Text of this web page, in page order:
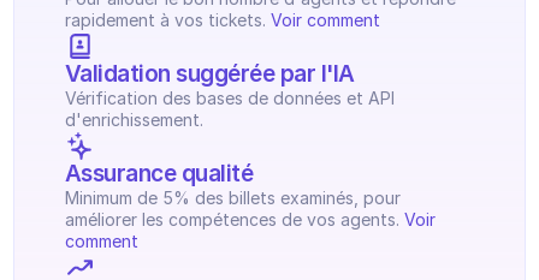
rapidement à vos tickets. Voir comment
Validation suggérée par l'IA
Vérification des bases de données et API
d'enrichissement.
Assurance qualité
Minimum de 5% des billets examinés, pour
améliorer les compétences de vos agents. Voir
comment